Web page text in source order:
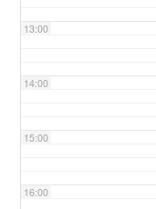
13:00
14:00
15:00
16:00